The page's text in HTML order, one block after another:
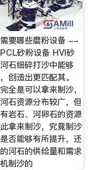
要哪些磨粉设备 --
砂粉设备 HVI砂
石细碎打沙中能够
创造出更匹配其。
全是可以拿来制沙，
石资源分布较广，但
岩石、河卵石的资源
拿来制沙，究竟制沙
否能够有所提升，还
河石的供给量和需求
制沙的